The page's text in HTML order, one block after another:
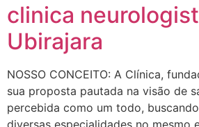
clinica
Ubirajara
NOSSO CONCEITO: A Clínica,
sua proposta pautada na visão de
percebida como um todo,
diversas especialidades no mesmo